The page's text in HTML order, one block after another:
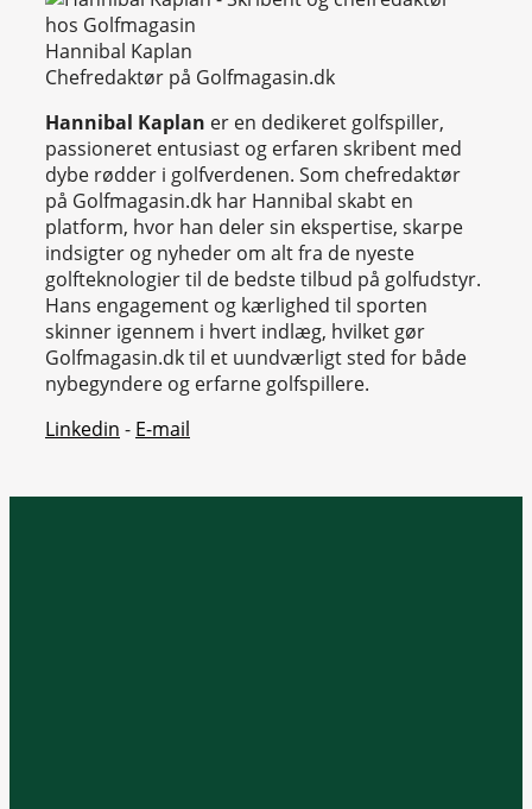
Hannibal Kaplan
Chefredaktør på Golfmagasin.dk
Hannibal Kaplan er en dedikeret golfspiller,
passioneret entusiast og erfaren skribent med
dybe rødder i golfverdenen. Som chefredaktør
på Golfmagasin.dk har Hannibal skabt en
platform, hvor han deler sin ekspertise, skarpe
indsigter og nyheder om alt fra de nyeste
golfteknologier til de bedste tilbud på golfudstyr.
Hans engagement og kærlighed til sporten
skinner igennem i hvert indlæg, hvilket gør
Golfmagasin.dk til et uundværligt sted for både
nybegyndere og erfarne golfspillere.
Linkedin - E-mail